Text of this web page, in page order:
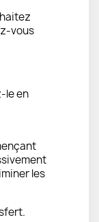
vous
le en
les